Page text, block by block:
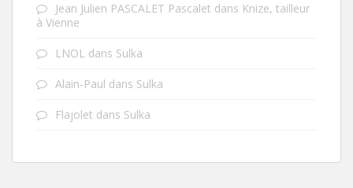
Jean Julien PASCALET Pascalet dans Knize, tailleur
à Vienne
LNOL dans Sulka
Alain-Paul dans Sulka
Flajolet dans Sulka